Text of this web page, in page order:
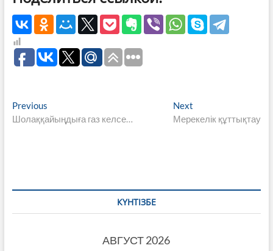
Навигация
по
PreviousPrevious
post:
Шолаққайыңдыға газ келсе…
Next
post:
Мерекелік құттықтау
КҮНТІЗБЕ
АВГУСТ 2026